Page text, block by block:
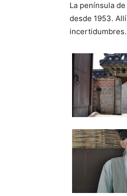
La península
desde 1953.